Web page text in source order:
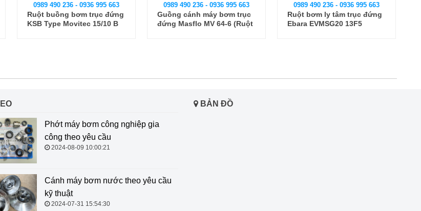
0989 490 236 - 0936 995 663
Ruột buồng bơm trục đứng
KSB Type Movitec 15/10 B
0989 490 236 - 0936 995 663
Guồng cánh máy bơm trục
đứng Masflo MV 64-6 (Ruột
0989 490 236 - 0936 995 663
Ruột bơm ly tâm trục đứng
Ebara EVMSG20 13F5
Phớt máy bơm công nghiệp gia
công theo yêu cầu
2024-08-09 10:00:21
Cánh máy bơm nước theo yêu cầu
kỹ thuật
2024-07-31 15:54:30
BẢN ĐỒ